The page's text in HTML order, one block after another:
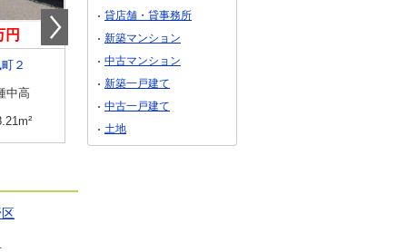
円
２
中高
1,200万円
宮城県塩竈市楓町２
用途地域 ２種中高
土地面積
貸店舗・貸事務所
新築マンション
中古マンション
新築一戸建て
中古一戸建て
土地